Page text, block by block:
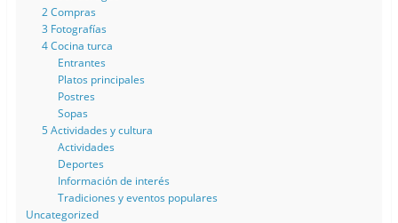
2 Compras
3 Fotografías
4 Cocina turca
Entrantes
Platos principales
Postres
Sopas
5 Actividades y cultura
Actividades
Deportes
Información de interés
Tradiciones y eventos populares
Uncategorized